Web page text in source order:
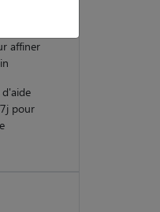
affiner
pour